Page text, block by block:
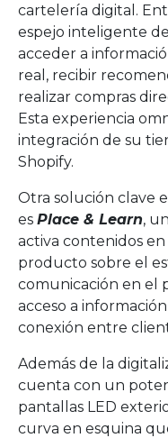
cartelería digital.
espejo inteligente
acceder a
real, recibir
realizar compras
Esta experiencia
integración de su
Shopify.
Otra solución clave
es Place & Learn,
activa contenidos
producto sobre el
comunicación en el
acceso a
conexión entre
Además de la
cuenta con un
pantallas LED
curva en esquina